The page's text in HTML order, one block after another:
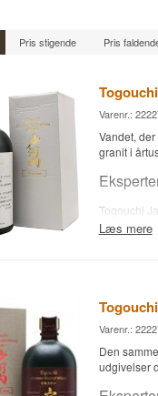
Pris stigende Pris
Varenr.:
Vandet,
granit i
Togouchi
Whiskyen
Næse
Let
Læs mere
Varenr.:
Den
udgivelser